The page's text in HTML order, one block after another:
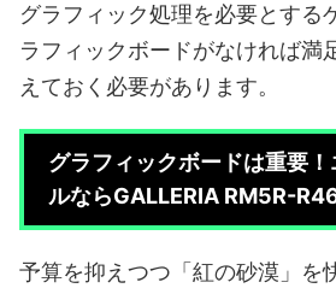
グラフィック処理を必要とする
ラフィックボードがなければ満
えておく必要があります。
グラフィックボードは重要
ルならGALLERIA RM5R-
予算を抑えつつ「紅の砂漠」を